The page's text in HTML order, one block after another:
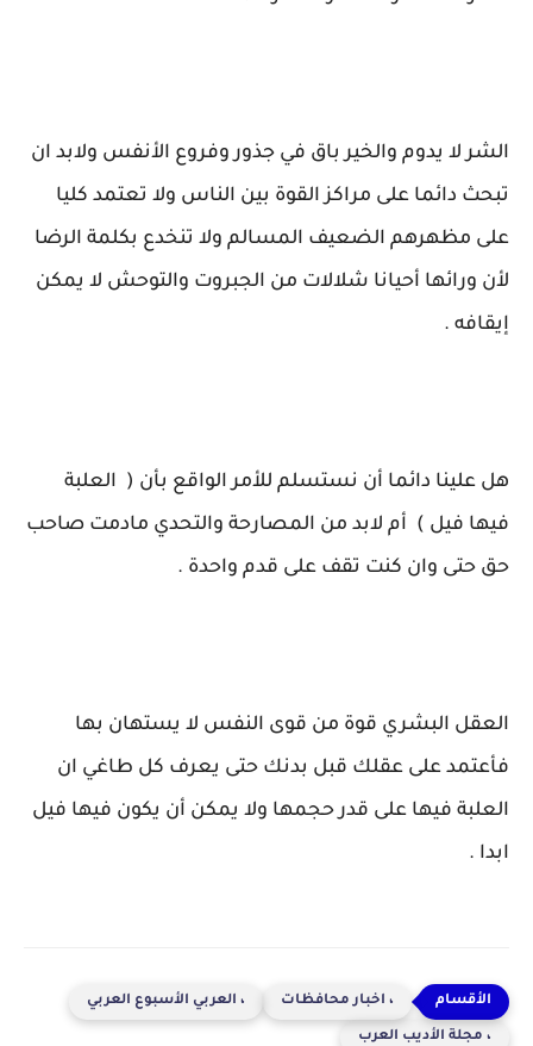
الشر لا يدوم والخير باق في جذور وفروع الأنفس ولابد ان
تبحث دائما على مراكز القوة بين الناس ولا تعتمد كليا
على مظهرهم الضعيف المسالم ولا تنخدع بكلمة الرضا
لأن ورائها أحيانا شلالات من الجبروت والتوحش لا يمكن
إيقافه .
هل علينا دائما أن نستسلم للأمر الواقع بأن ( العلبة
فيها فيل ) أم لابد من المصارحة والتحدي مادمت صاحب
حق حتى وان كنت تقف على قدم واحدة .
العقل البشري قوة من قوى النفس لا يستهان بها
فأعتمد على عقلك قبل بدنك حتى يعرف كل طاغي ان
العلبة فيها على قدر حجمها ولا يمكن أن يكون فيها فيل
ابدا .
، اخبار محافظات ، العربي الأسبوع العربي
، مجلة الأديب العرب